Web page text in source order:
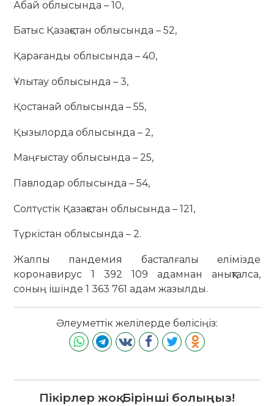
Абай облысында – 10,
Батыс Қазақстан облысында – 52,
Қарағанды облысында – 40,
Ұлытау облысында – 3,
Қостанай облысында – 55,
Қызылорда облысында – 2,
Маңғыстау облысында – 25,
Павлодар облысында – 54,
Солтүстік Қазақстан облысында – 121,
Түркістан облысында – 2.
Жалпы пандемия басталғалы елімізде
коронавирус 1 392 109 адамнан анықталса,
соның ішінде 1 363 761 адам жазылды.
Әлеуметтік желілерде бөлісіңіз:
Пікірлер жоқ. Бірінші болыңыз!